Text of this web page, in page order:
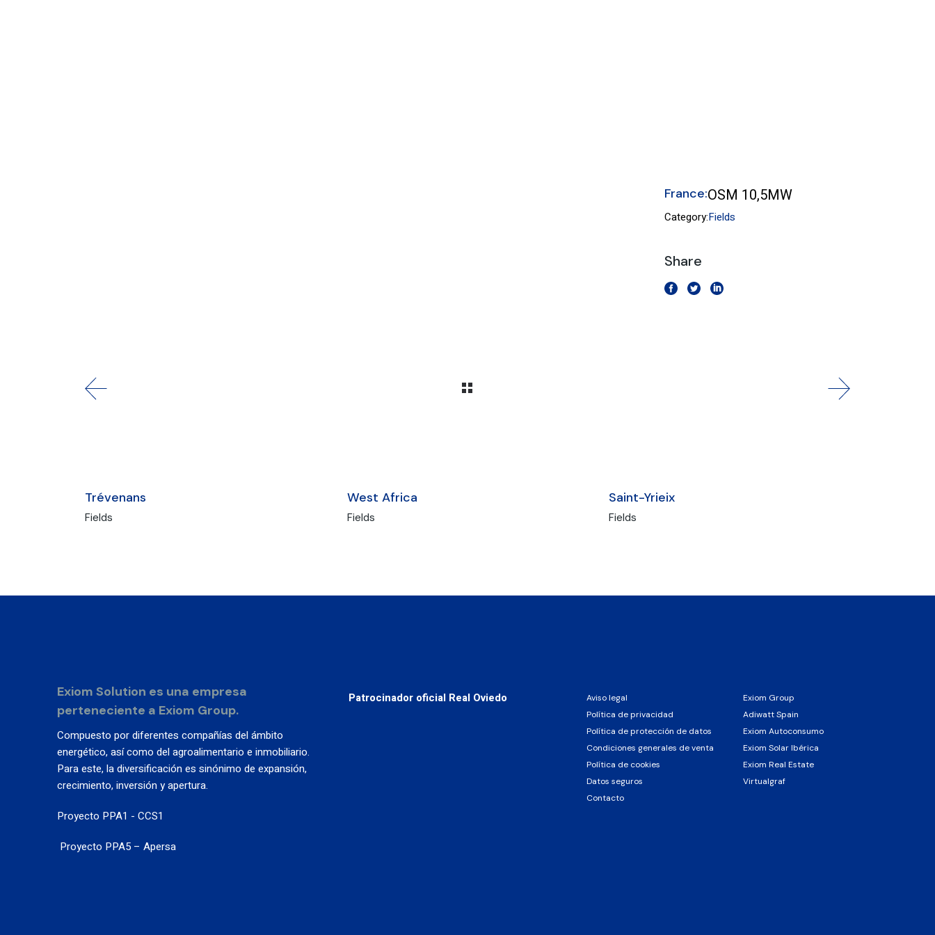
France:OSM 10,5MW
Category:Fields
Share
Trévenans
Fields
West Africa
Fields
Saint-Yrieix
Fields
Exiom Solution es una empresa
perteneciente a Exiom Group.
Compuesto por diferentes compañías del ámbito
energético, así como del agroalimentario e inmobiliario.
Para este, la diversificación es sinónimo de expansión,
crecimiento, inversión y apertura.
Proyecto PPA1 - CCS1
Proyecto PPA5 – Apersa
Patrocinador oficial Real Oviedo
Aviso legal
Política de privacidad
Política de protección de datos
Condiciones generales de venta
Política de cookies
Datos seguros
Contacto
Exiom Group
Adiwatt Spain
Exiom Autoconsumo
Exiom Solar Ibérica
Exiom Real Estate
Virtualgraf